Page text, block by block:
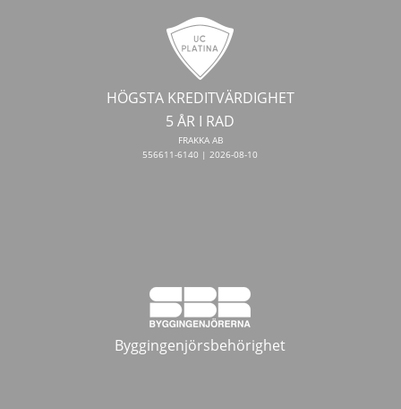
HÖGSTA KREDITVÄRDIGHET
5 ÅR I RAD
FRAKKA AB
556611-6140 | 2026-08-10
Byggingenjörsbehörighet